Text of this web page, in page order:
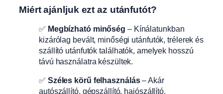
Miért ajánljuk ezt az utánfutót?
✅ Megbízható minőség – Kínálatunkban
kizárólag bevált, minőségi utánfutók, trélerek és
szállító utánfutók találhatók, amelyek hosszú
távú használatra készültek.
✅ Széles körű felhasználás– Akár
autószállító, gépszállító, hajószállító,